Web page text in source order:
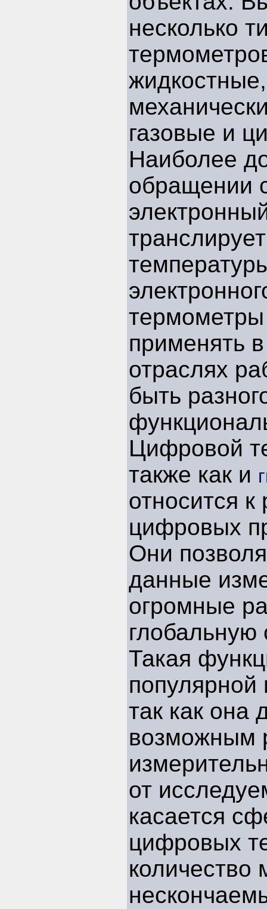
несколько
газовые и
Наиболее
обращении
применять
отраслях
быть
Цифровой
также как и
относится
цифровых
Они
данные
огромные
глобальную
Такая
популярной
так как она
возможным
от
касается
цифровых
количество